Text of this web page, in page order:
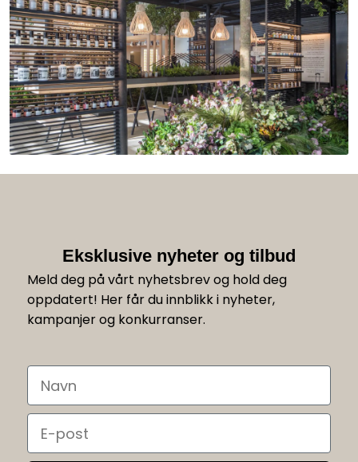
Eksklusive nyheter og tilbud
Meld deg på vårt nyhetsbrev og hold deg
oppdatert! Her får du innblikk i nyheter,
kampanjer og konkurranser.
Navn
Email